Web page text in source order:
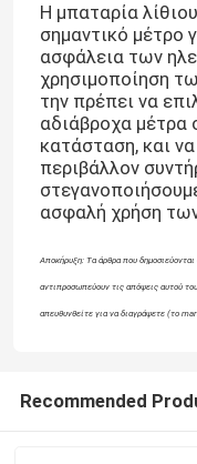
Σχετικά με εμάς
Γύρος
Ποιοτικός
Νέα
Η μπαταρία
σημαντικό μέτρο
ασφάλεια των
χρησιμοποίηση
την πρέπει να
αδιάβροχα μέτρα
κατάσταση, και
περιβάλλον
ασφαλή χρήση
Αποκήρυξη: Τα άρθρα που
αντιπροσωπεύουν τις απόψεις αυτού
απευθυνθείτε για να διαγράψετε (το
Recommended